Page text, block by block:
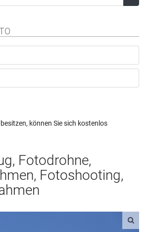
können Sie sich kostenlos
Fotodrohne,
Fotoshooting,